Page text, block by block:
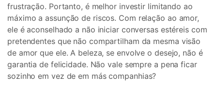
frustração. Portanto, é melhor investir limitando ao
máximo a assunção de riscos. Com relação ao amor,
ele é aconselhado a não iniciar conversas estéreis com
pretendentes que não compartilham da mesma visão
de amor que ele. A beleza, se envolve o desejo, não é
garantia de felicidade. Não vale sempre a pena ficar
sozinho em vez de em más companhias?